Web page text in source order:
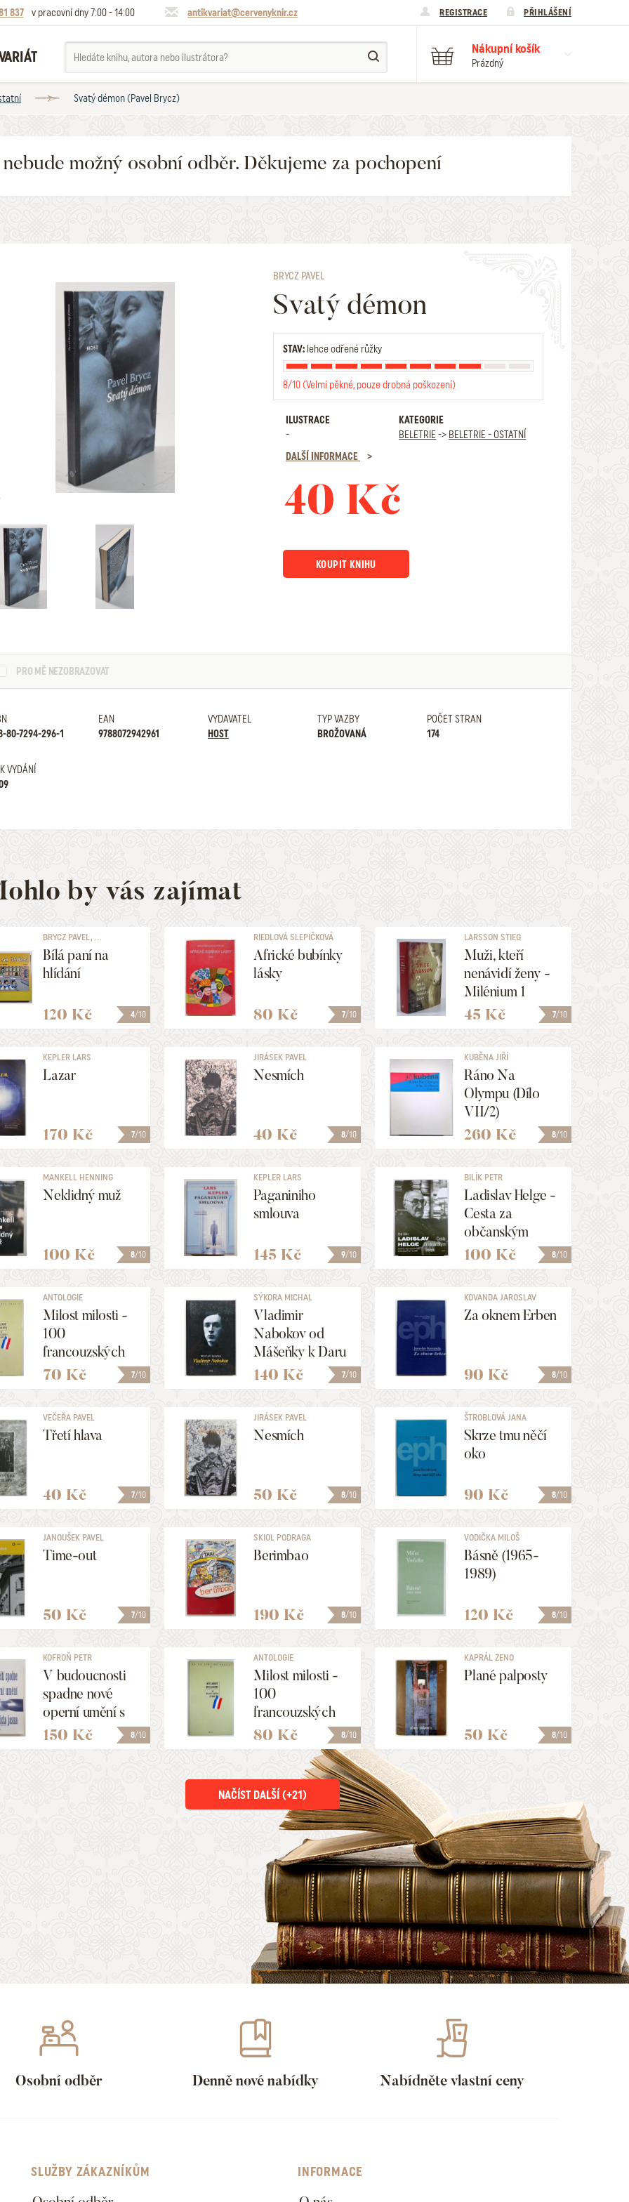
837 v pracovní dny 7:00 - 14:00 antikvariat@cervenyknir.cz REGISTRACE PŘIHLÁŠENÍ
Nákupní košík
Prázdný
Svatý démon (Pavel Brycz)
možný osobní odběr. Děkujeme za pochopení
BRYCZ PAVEL
Svatý démon
STAV: lehce odřené růžky
8/10 (Velmi pěkné, pouze drobná poškození)
ILUSTRACE
-
KATEGORIE
BELETRIE -> BELETRIE - OSTATNÍ
DALŠÍ INFORMACE
40 Kč
KOUPIT KNIHU
PRO MĚ NEZOBRAZOVAT
80-7294-296-1
EAN
9788072942961
VYDAVATEL
HOST
TYP VAZBY
BROŽOVANÁ
POČET STRAN
174
VYDÁNÍ
by vás zajímat
4/10
BRYCZ PAVEL, ...
Bílá paní na
hlídání
120 Kč 7/10
RIEDLOVÁ SLEPIČKOVÁ
ALENA
Africké bubínky
lásky
80 Kč 7/10
LARSSON STIEG
Muži, kteří
nenávidí ženy -
Milénium 1
45 Kč
7/10
KEPLER LARS
Lazar
170 Kč 8/10
JIRÁSEK PAVEL
Nesmích
40 Kč 8/10
KUBĚNA JIŘÍ
Ráno Na
Olympu (Dílo
VII/2)
260 Kč
8/10
MANKELL HENNING
Neklidný muž
100 Kč 9/10
KEPLER LARS
Paganiniho
smlouva
145 Kč 8/10
BILÍK PETR
Ladislav Helge -
Cesta za
občanským
filmem
100 Kč
7/10
ANTOLOGIE
Milost milosti -
100
francouzských
sonetů
70 Kč 7/10
SÝKORA MICHAL
Vladimir
Nabokov od
Mášeňky k Daru
140 Kč 8/10
KOVANDA JAROSLAV
Za oknem Erben
90 Kč
7/10
VEČEŘA PAVEL
Třetí hlava
40 Kč 8/10
JIRÁSEK PAVEL
Nesmích
50 Kč 8/10
ŠTROBLOVÁ JANA
Skrze tmu něčí
oko
90 Kč
7/10
JANOUŠEK PAVEL
Time-out
50 Kč 8/10
SKIOL PODRAGA
[=KRATOCHVÍL PETR]
Berimbao
190 Kč 8/10
VODIČKA MILOŠ
Básně (1965-
1989)
120 Kč
8/10
KOFROŇ PETR
V budoucnosti
spadne nové
operní umění s
nebe z čista
jasna
150 Kč 8/10
ANTOLOGIE
Milost milosti -
100
francouzských
sonetů
80 Kč 8/10
KAPRÁL ZENO
Plané palposty
50 Kč
NAČÍST DALŠÍ (+21)
Osobní odběr Denně nové nabídky Nabídněte vlastní ceny
SLUŽBY ZÁKAZNÍKŮM INFORMACE